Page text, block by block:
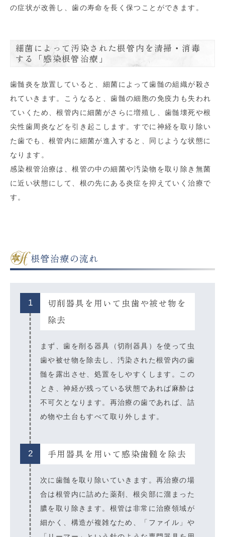
の症状が改善し、歯の寿命を長く保つことができます。
細菌によって汚染された根管内を清掃・消毒
する「感染根管治療」
歯髄炎を放置していると、細菌によって歯髄の組織が殺さ
れていきます。こうなると、歯髄の細胞の免疫力も失われ
ていくため、根管内に細菌がさらに増殖し、歯髄壊死や根
尖性歯周炎などを引き起こします。すでに神経を取り除い
た歯でも、根管内に細菌が進入すると、同じような状態に
なります。
感染根管治療は、根管の中の細菌や汚染物を取り除き無菌
に近い状態にして、根の先にある炎症を抑えていく治療で
す。
根管治療の流れ
1
切削器具を用いて虫歯や被せ物を
除去
まず、歯を削る器具（切削器具）を使って虫
歯や被せ物を除去し、汚染された根管内の歯
髄を露出させ、処置をしやすくします。この
とき、神経が残っている状態であれば麻酔は
不可欠となります。再治療の歯であれば、詰
め物や土台もすべて取り外します。
2 手用器具を用いて感染歯髄を除去
次に歯髄を取り除いていきます。再治療の場
合は根管内に詰めた薬剤、根尖部に溜まった
膿を取り除きます。根管は非常に治療領域が
細かく、構造が複雑なため、「ファイル」や